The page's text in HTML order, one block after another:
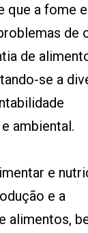
que a fome
de
de
se a
ambiental.
e
e a
alimentos,